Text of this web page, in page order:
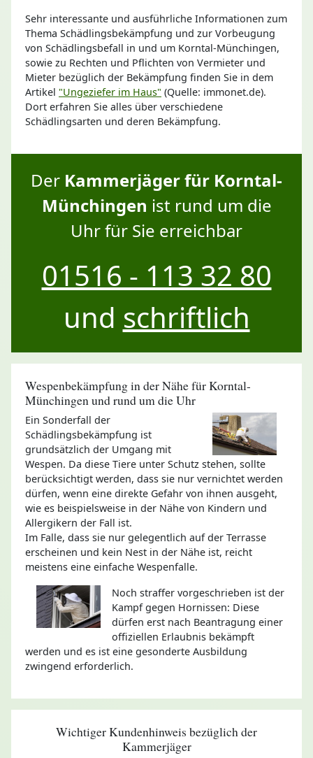
Sehr interessante und ausführliche Informationen zum
Thema Schädlingsbekämpfung und zur Vorbeugung
von Schädlingsbefall in und um Korntal-Münchingen,
sowie zu Rechten und Pflichten von Vermieter und
Mieter bezüglich der Bekämpfung finden Sie in dem
Artikel "Ungeziefer im Haus" (Quelle: immonet.de).
Dort erfahren Sie alles über verschiedene
Schädlingsarten und deren Bekämpfung.
Der Kammerjäger für Korntal-
Münchingen ist rund um die
Uhr für Sie erreichbar
01516 - 113 32 80
und schriftlich
Wespenbekämpfung in der Nähe für Korntal-
Münchingen und rund um die Uhr
Ein Sonderfall der
Schädlingsbekämpfung ist
grundsätzlich der Umgang mit
Wespen. Da diese Tiere unter Schutz stehen, sollte
berücksichtigt werden, dass sie nur vernichtet werden
dürfen, wenn eine direkte Gefahr von ihnen ausgeht,
wie es beispielsweise in der Nähe von Kindern und
Allergikern der Fall ist.
Im Falle, dass sie nur gelegentlich auf der Terrasse
erscheinen und kein Nest in der Nähe ist, reicht
meistens eine einfache Wespenfalle.
Noch straffer vorgeschrieben ist der
Kampf gegen Hornissen: Diese
dürfen erst nach Beantragung einer
offiziellen Erlaubnis bekämpft
werden und es ist eine gesonderte Ausbildung
zwingend erforderlich.
Wichtiger Kundenhinweis bezüglich der
Kammerjäger